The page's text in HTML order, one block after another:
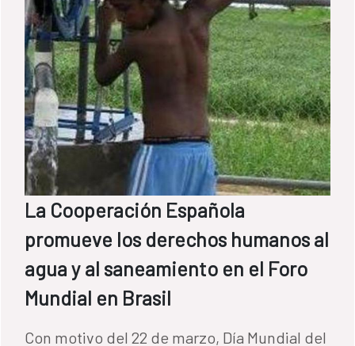
La Cooperación Española
promueve los derechos humanos al
agua y al saneamiento en el Foro
Mundial en Brasil
Con motivo del 22 de marzo, Día Mundial del